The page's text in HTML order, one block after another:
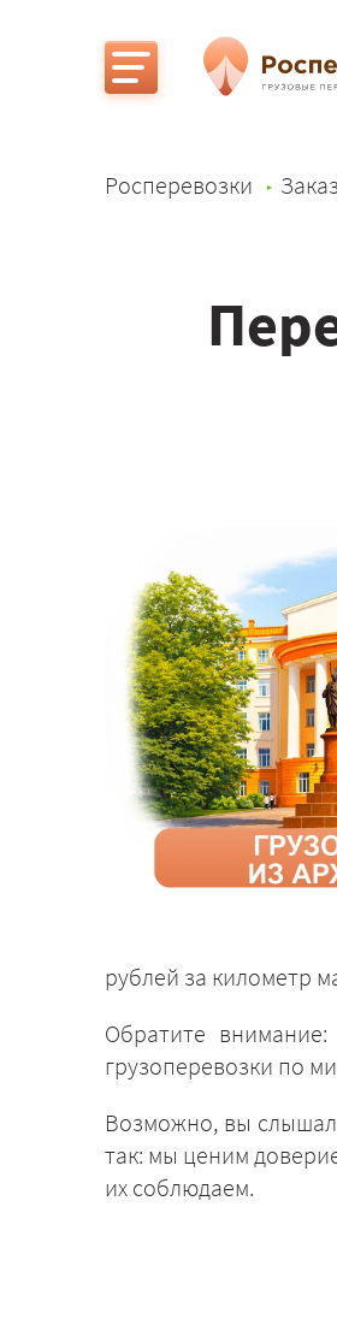
Росперевозки
рублей за километр
Обратите
грузоперевозки по
Возможно, вы
так: мы ценим
их соблюдаем.